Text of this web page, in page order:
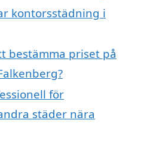
kontorsstädning i
bestämma priset på
för
städer nära